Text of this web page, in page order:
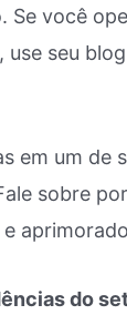
você
seu
em um de
sobre
do